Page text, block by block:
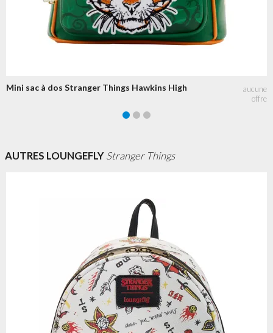
Mini sac à dos Stranger Things Hawkins High
AUTRES LOUNGEFLYStranger Things